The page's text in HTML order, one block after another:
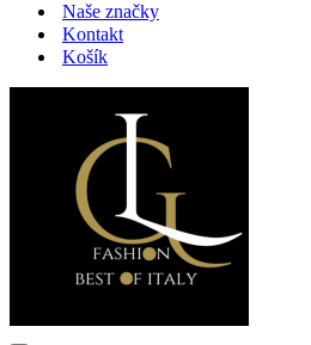
Naše značky
Kontakt
Košík